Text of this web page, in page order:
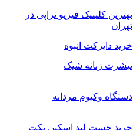
بهترین کلینیک فیزیو تراپی در
تهران
خرید دایرکت انبوه
تیشرت زنانه شیک
دستگاه وکیوم مردانه
خرید چست لید اسکین تکت